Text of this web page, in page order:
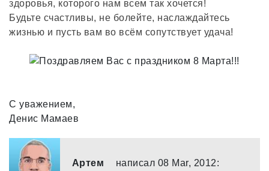
здоровья, которого нам всем так хочется!
Будьте счастливы, не болейте, наслаждайтесь
жизнью и пусть вам во всём сопутствует удача!
С уважением,
Денис Мамаев
Артем написал 08 Mar, 2012: